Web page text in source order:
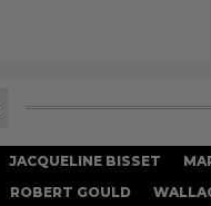
JACQUELINE BISSET
ROBERT GOULD